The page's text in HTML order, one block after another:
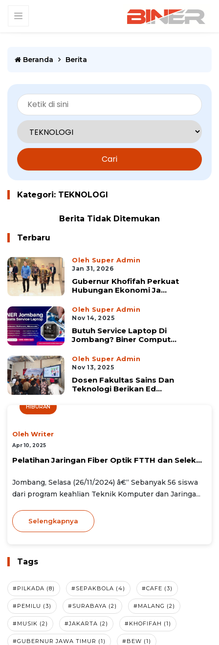
Beranda Berita
Cari
Kategori: TEKNOLOGI
Berita Tidak Ditemukan
Terbaru
Oleh Super Admin
Jan 31, 2026
Gubernur Khofifah Perkuat
Hubungan Ekonomi Ja...
Oleh Super Admin
Nov 14, 2025
Butuh Service Laptop Di
Jombang? Biner Comput...
Oleh Super Admin
Nov 13, 2025
Dosen Fakultas Sains Dan
Teknologi Berikan Ed...
HIBURAN
Oleh Writer
Apr 10, 2025
Pelatihan Jaringan Fiber Optik FTTH dan Selek...
Jombang, Selasa (26/11/2024) â€“ Sebanyak 56 siswa
dari program keahlian Teknik Komputer dan Jaringa...
Selengkapnya
Tags
#PILKADA (8) #SEPAKBOLA (4) #CAFE (3)
#PEMILU (3) #SURABAYA (2) #MALANG (2)
#MUSIK (2) #JAKARTA (2) #KHOFIFAH (1)
#GUBERNUR JAWA TIMUR (1) #BEW (1)